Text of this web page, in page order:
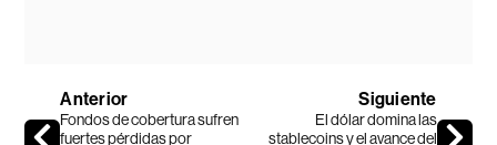
Anterior
Fondos de cobertura sufren
fuertes pérdidas por
Siguiente
El dólar domina las
stablecoins y el avance del